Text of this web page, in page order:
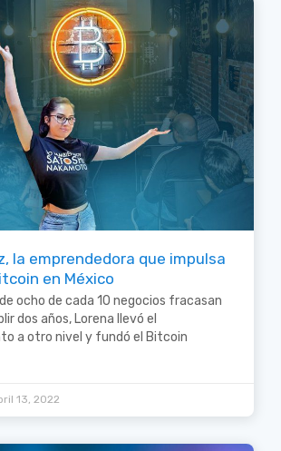
la emprendedora que impulsa
en México
ocho de cada 10 negocios fracasan
dos años, Lorena llevó el
a otro nivel y fundó el Bitcoin
13, 2022